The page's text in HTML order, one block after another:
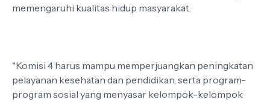
memengaruhi kualitas hidup masyarakat.
"Komisi 4 harus mampu memperjuangkan peningkatan
pelayanan kesehatan dan pendidikan, serta program-
program sosial yang menyasar kelompok-kelompok